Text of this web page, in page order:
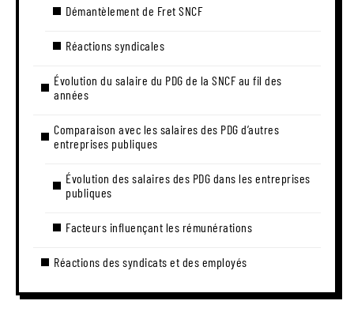
Démantèlement de Fret SNCF
Réactions syndicales
Évolution du salaire du PDG de la SNCF au fil des
années
Comparaison avec les salaires des PDG d’autres
entreprises publiques
Évolution des salaires des PDG dans les entreprises
publiques
Facteurs influençant les rémunérations
Réactions des syndicats et des employés